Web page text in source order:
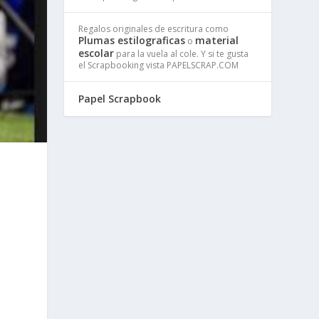
Regalos originales de escritura como
Plumas estilograficas o material
escolar para la vuela al cole. Y si te gusta
el Scrapbooking vista PAPELSCRAP.COM
Papel Scrapbook